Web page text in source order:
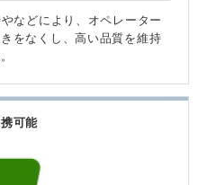
などにより、オペレーター
をなくし、高い品質を維持
可能